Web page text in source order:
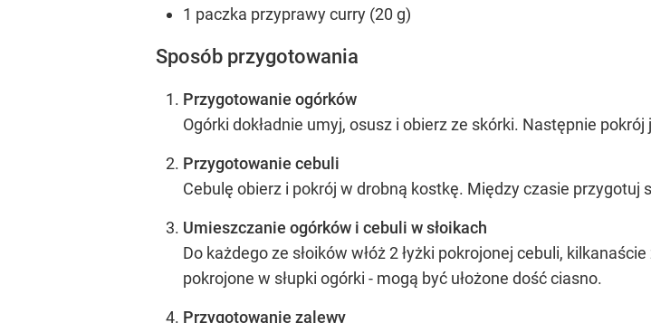
1 paczka przyprawy curry (20 g)
Sposób przygotowania
Przygotowanie ogórków
Ogórki dokładnie umyj, osusz i obierz ze skórki. Następnie pokrój
Przygotowanie cebuli
Cebulę obierz i pokrój w drobną kostkę. Między czasie przygotuj
Umieszczanie ogórków i cebuli w słoikach
Do każdego ze słoików włóż 2 łyżki pokrojonej cebuli,
pokrojone w słupki ogórki - mogą być ułożone dość ciasno.
Przygotowanie zalewy